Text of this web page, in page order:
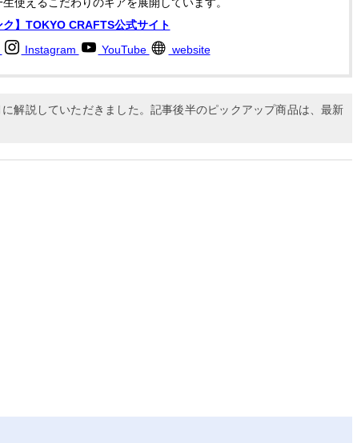
ク】TOKYO CRAFTS公式サイト
Instagram YouTube website
解説していただきました。記事後半のピックアップ商品は、最新